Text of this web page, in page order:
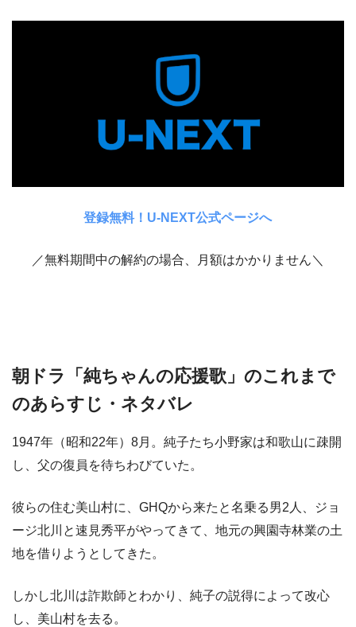
登録無料！U-NEXT公式ページへ
／無料期間中の解約の場合、月額はかかりません＼
朝ドラ「純ちゃんの応援歌」のこれまで
のあらすじ・ネタバレ
1947年（昭和22年）8月。純子たち小野家は和歌山に疎開
し、父の復員を待ちわびていた。
彼らの住む美山村に、GHQから来たと名乗る男2人、ジョ
ージ北川と速見秀平がやってきて、地元の興園寺林業の土
地を借りようとしてきた。
しかし北川は詐欺師とわかり、純子の説得によって改心
し、美山村を去る。